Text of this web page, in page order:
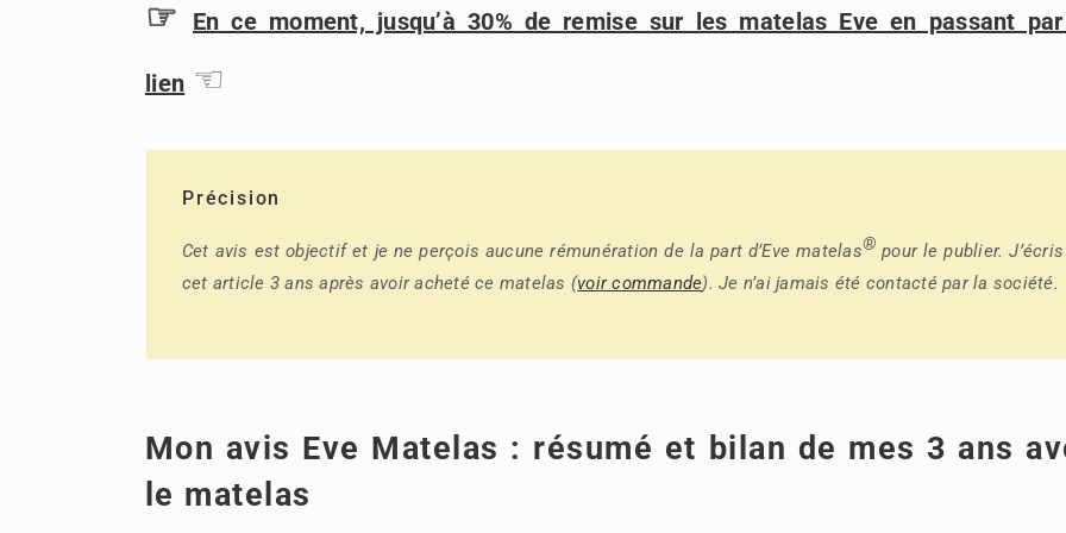
☞ En ce moment, jusqu’à 30% de remise sur les matelas Eve en passant
lien ☜
Précision
Cet avis est objectif et je ne perçois aucune rémunération de la part d’Eve matelas® pour le publier. J’écris
cet article 3 ans après avoir acheté ce matelas (voir commande). Je n’ai jamais été contacté par la société.
Mon avis Eve Matelas : résumé et bilan de mes 3 ans
le matelas